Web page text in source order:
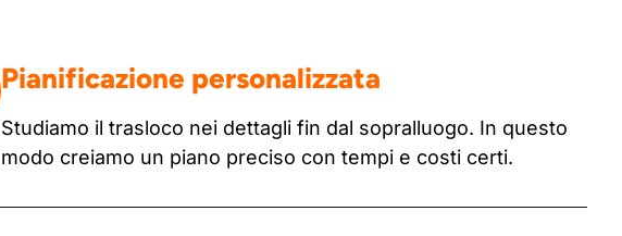
Pianificazione personalizzata
Studiamo il trasloco nei dettagli fin dal sopralluogo. In questo
modo creiamo un piano preciso con tempi e costi certi.